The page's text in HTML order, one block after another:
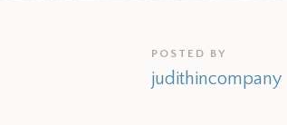
POSTED BY
judithincompany